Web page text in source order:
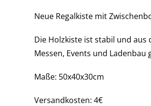
Neue Regalkiste mit
Die Holzkiste ist stabil und aus
Messen, Events und
Maße: 50x40x30cm
Versandkosten: 4€